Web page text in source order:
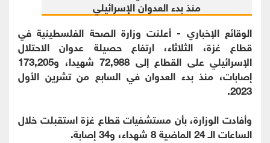
الوقائع الإخباري - أعلنت وزارة الصحة الفلسطينية في
قطاع غزة، الثلاثاء، ارتفاع حصيلة عدوان الاحتلال
الإسرائيلي على القطاع إلى 72,988 شهيدا، و173,205
إصابات، منذ بدء العدوان في السابع من تشرين الأول
2023.
وأفادت الوزارة، بأن مستشفيات قطاع غزة استقبلت خلال
الساعات الـ 24 الماضية 8 شهداء، و34 إصابة.